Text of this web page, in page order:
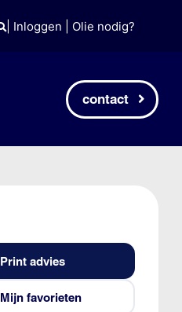
| Inloggen Olie nodig?
contact
Print advies
Mijn favorieten